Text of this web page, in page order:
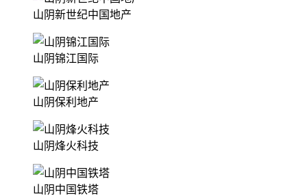
山阴新世纪中国地产
山阴锦江国际
山阴保利地产
山阴烽火科技
山阴中国铁塔